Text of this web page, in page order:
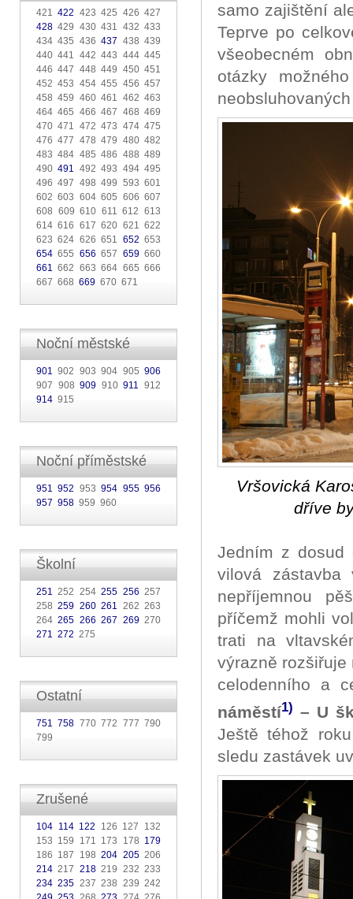
421422 423 425 426 427
428 429 430 431 432 433
434 435 436437 438 439
440 441 442 443 444 445
446 447 448 449 450 451
452 453 454 455 456 457
458 459 460 461 462 463
464 465 466 467 468 469
470 471 472 473 474 475
476 477 478 479 480 482
483 484 485 486 488 489
490491 492 493 494 495
496 497 498 499 593 601
602 603 604 605 606 607
608 609 610 611 612 613
614 616 617 620 621 622
623 624 626 651 652 653
654 655 656 657 659660
661 662 663 664 665 666
667 668 669 670 671
Noční městské
901 902 903 904 905 906
907 908909 910911 912
914 915
Noční příměstské
951 952 953954 955 956
957 958 959 960
Školní
251 252 254255 256 257
258259 260 261 262 263
264265 266 267 269270
271 272 275
Ostatní
751 758 770 772 777 790
799
Zrušené
104 114 122 126 127 132
153 159 171 173 178 179
186 187 198204 205206
214 217 218219 232 233
234 235 237 238 239 242
samo zajištění
Teprve po
všeobecném
otázky
Vršovická
dříve
Jedním z dosud
vilová
nepříjemnou
příčemž mohli
trati na
výrazně rozšiřuje
celodenního a
náměstí1) – U
Ještě téhož
sledu zastávek